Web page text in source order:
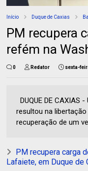
Início Duque de Caxias
PM recupera
refém na
0 Redator sexta-
DUQUE DE CAXIAS
resultou na
recuperação de um
PM recupera carga
Lafaiete, em Duque de